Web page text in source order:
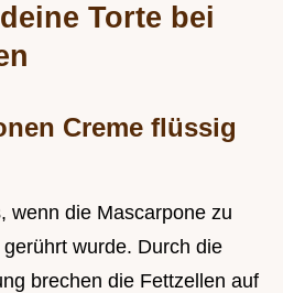
Torte bei
Creme flüssig
wenn die Mascarpone zu
wurde. Durch die
brechen die Fettzellen auf